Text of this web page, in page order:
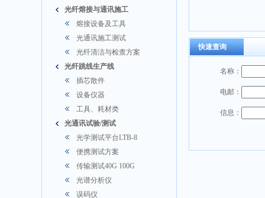
光纤熔接与通讯施工
熔接设备及工具
光通讯施工测试
光纤清洁与检查方案
光纤跳线生产线
插芯散件
设备仪器
工具、耗材类
光通讯试验/测试
光学测试平台LTB-8
便携测试方案
传输测试40G 100G
光谱分析仪
误码仪
快速查询
名称：
电邮：
信息：